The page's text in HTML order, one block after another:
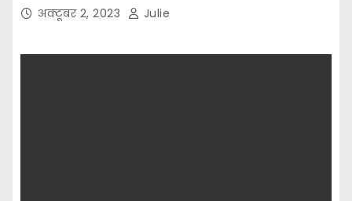
अक्टूबर 2, 2023 Julie